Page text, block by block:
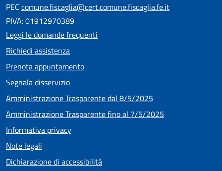
PEC comune.fiscaglia@cert.comune.fiscaglia.fe.it
PIVA: 01912970389
Leggi le domande frequenti
Richiedi assistenza
Prenota appuntamento
Segnala disservizio
Amministrazione Trasparente dal 8/5/2025
Amministrazione Trasparente fino al 7/5/2025
Informativa privacy
Note legali
Dichiarazione di accessibilità